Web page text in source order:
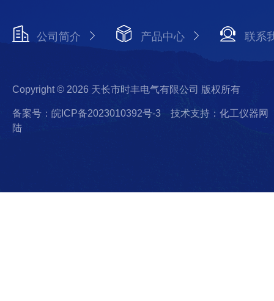
公司简介 产品中心 联系
Copyright © 2026 天长市时丰电气有限公司 版权所有
备案号：皖ICP备2023010392号-3
技术支持：化工仪器网
陆